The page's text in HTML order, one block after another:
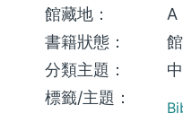
館藏地：
A
書籍狀態：
分類主題：
標籤/主題：